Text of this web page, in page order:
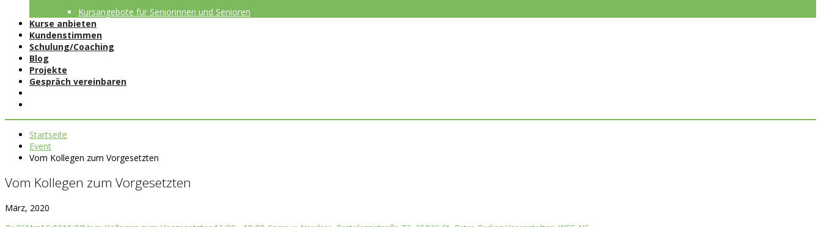
Kursangebote für Seniorinnen und Senioren
Kurse anbieten
Kundenstimmen
Schulung/Coaching
Blog
Projekte
Gespräch vereinbaren
Startseite
Event
Vom Kollegen zum Vorgesetzten
Vom Kollegen zum Vorgesetzten
März, 2020